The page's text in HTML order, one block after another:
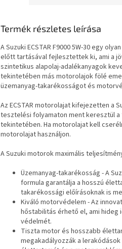
Termék részletes leírása
A Suzuki ECSTAR F9000 5W-30 egy
előtt tartásával fejlesztettek ki, ami a
szintetikus alapolaj-adalékanyagok
tekintetében más motorolajok fölé
üzemanyag-takarékosságot és
Az ECSTAR motorolajat kifejezetten a
tesztelési folyamaton ment keresztül
tekintetében. Ha motorolajat kell
motorolajat használjon.
A Suzuki motorok maximális
Üzemanyag-takarékosság - A
formula garantálja a hosszú
takarékossági előírásoknak is
Kiváló motorvédelem - Az
hőstabilitás érhető el, ami
védelmét.
Tiszta motor és hosszabb
megakadályozzák a